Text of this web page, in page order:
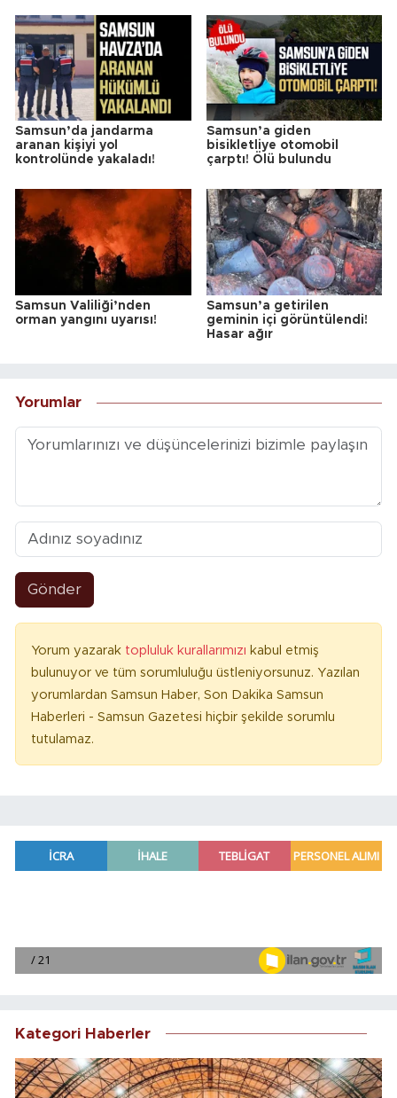
Samsun’da jandarma
aranan kişiyi yol
kontrolünde yakaladı!
Samsun’a giden
bisikletliye otomobil
çarptı! Ölü bulundu
Samsun Valiliği’nden
orman yangını uyarısı!
Samsun’a getirilen
geminin içi görüntülendi!
Hasar ağır
Yorumlar
Gönder
Yorum yazarak topluluk kurallarımızı kabul etmiş
bulunuyor ve tüm sorumluluğu üstleniyorsunuz. Yazılan
yorumlardan Samsun Haber, Son Dakika Samsun
Haberleri - Samsun Gazetesi hiçbir şekilde sorumlu
tutulamaz.
Kategori Haberler